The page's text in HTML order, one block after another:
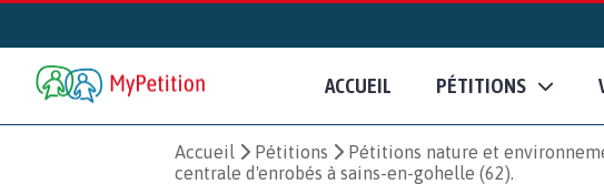
ACCUEIL PÉTITIONS
Accueil Pétitions Pétitions nature et
centrale d'enrobés à sains-en-gohelle (62).